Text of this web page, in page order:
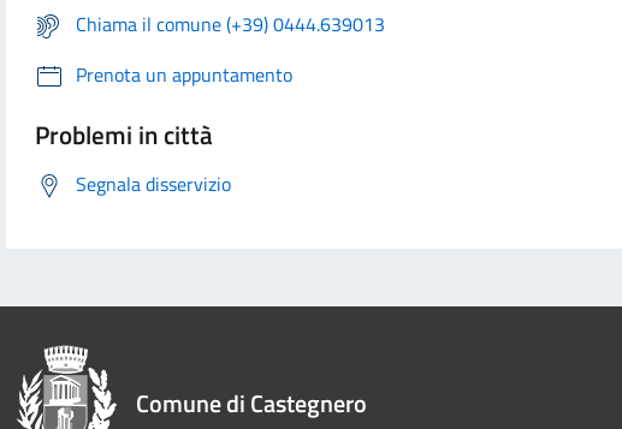
Chiama il comune (+39) 0444.639013
Prenota un appuntamento
Problemi in città
Segnala disservizio
Comune di Castegnero